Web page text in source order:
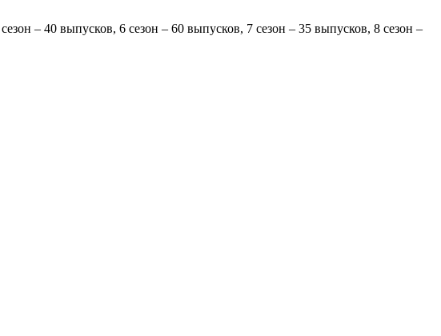
– 40 выпусков, 6 сезон – 60 выпусков, 7 сезон – 35 выпусков, 8 сезон –